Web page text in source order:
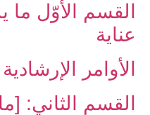
القسم الأوّل
عناية
الأوامر الإرشادية
القسم الثاني: